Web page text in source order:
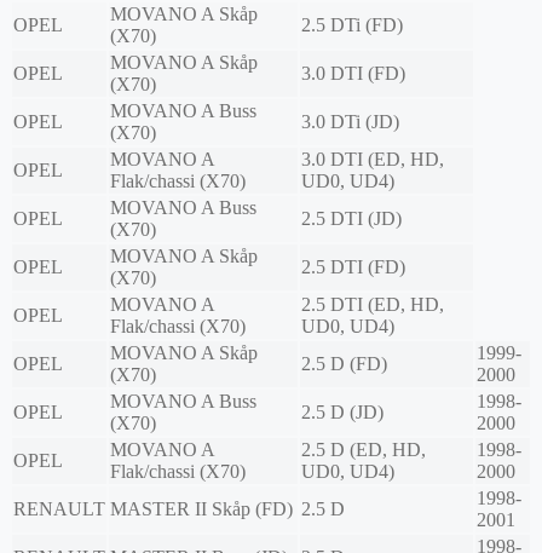
OPEL
MOVANO A Skåp
(X70)
2.5 DTi (FD)
OPEL
MOVANO A Skåp
(X70)
3.0 DTI (FD)
OPEL
MOVANO A Buss
(X70)
3.0 DTi (JD)
OPEL
MOVANO A
Flak/chassi (X70)
3.0 DTI (ED, HD,
UD0, UD4)
OPEL
MOVANO A Buss
(X70)
2.5 DTI (JD)
OPEL
MOVANO A Skåp
(X70)
2.5 DTI (FD)
OPEL
MOVANO A
Flak/chassi (X70)
2.5 DTI (ED, HD,
UD0, UD4)
OPEL
MOVANO A Skåp
(X70)
2.5 D (FD)
1999-
2000
OPEL
MOVANO A Buss
(X70)
2.5 D (JD)
1998-
2000
OPEL
MOVANO A
Flak/chassi (X70)
2.5 D (ED, HD,
UD0, UD4)
1998-
2000
RENAULT MASTER II Skåp (FD) 2.5 D
1998-
2001
1998-